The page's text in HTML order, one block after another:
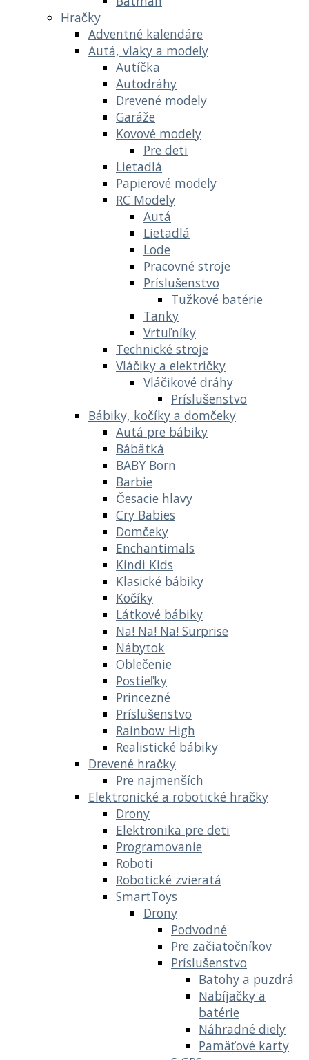
Hračky
Adventné kalendáre
Autá, vlaky a modely
Autíčka
Autodráhy
Drevené modely
Garáže
Kovové modely
Pre deti
Lietadlá
Papierové modely
RC Modely
Autá
Lietadlá
Lode
Pracovné stroje
Príslušenstvo
Tužkové batérie
Tanky
Vrtuľníky
Technické stroje
Vláčiky a električky
Vláčikové dráhy
Príslušenstvo
Bábiky, kočíky a domčeky
Autá pre bábiky
Bábätká
BABY Born
Barbie
Česacie hlavy
Cry Babies
Domčeky
Enchantimals
Kindi Kids
Klasické bábiky
Kočíky
Látkové bábiky
Na! Na! Na! Surprise
Nábytok
Oblečenie
Postieľky
Princezné
Príslušenstvo
Rainbow High
Realistické bábiky
Drevené hračky
Pre najmenších
Elektronické a robotické hračky
Drony
Elektronika pre deti
Programovanie
Roboti
Robotické zvieratá
SmartToys
Drony
Podvodné
Pre začiatočníkov
Príslušenstvo
Batohy a puzdrá
Nabíjačky a
batérie
Náhradné diely
Pamäťové karty